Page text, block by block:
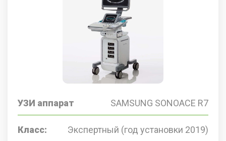
УЗИ аппарат SAMSUNG SONOACE R7
Класс: Экспертный (год установки 2019)